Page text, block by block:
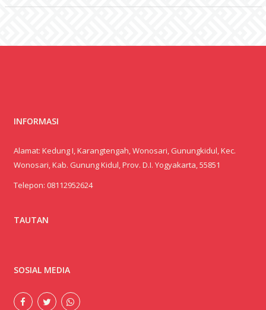
INFORMASI
Alamat: Kedung I, Karangtengah, Wonosari, Gunungkidul, Kec.
Wonosari, Kab. Gunung Kidul, Prov. D.I. Yogyakarta, 55851
Telepon: 08112952624
TAUTAN
SOSIAL MEDIA